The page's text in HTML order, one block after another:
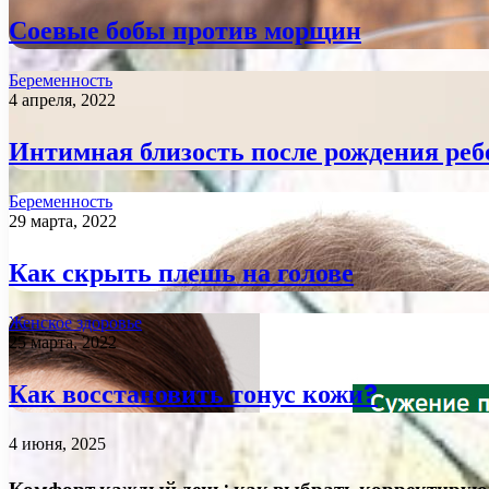
Соевые бобы против морщин
Беременность
4 апреля, 2022
Интимная близость после рождения
Беременность
29 марта, 2022
Как скрыть плешь на голове
Женское здоровье
25 марта, 2022
Как восстановить тонус кожи?
4 июня, 2025